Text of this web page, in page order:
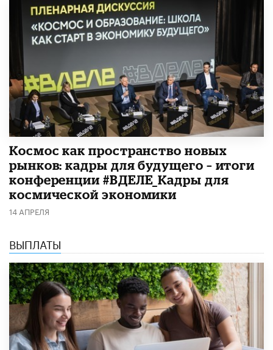
Космос как пространство новых
рынков: кадры для будущего – итоги
конференции #ВДЕЛЕ_Кадры для
космической экономики
14 АПРЕЛЯ
ВЫПЛАТЫ